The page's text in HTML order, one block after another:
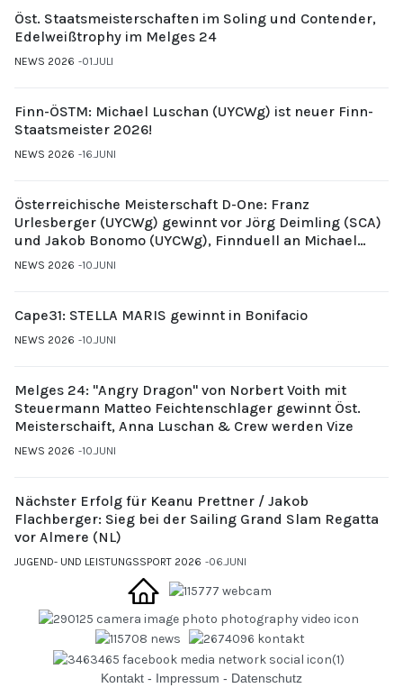
Öst. Staatsmeisterschaften im Soling und Contender,
Edelweißtrophy im Melges 24
NEWS 2026 01.JULI
Finn-ÖSTM: Michael Luschan (UYCWg) ist neuer Finn-
Staatsmeister 2026!
NEWS 2026 16.JUNI
Österreichische Meisterschaft D-One: Franz
Urlesberger (UYCWg) gewinnt vor Jörg Deimling (SCA)
und Jakob Bonomo (UYCWg), Finnduell an Michael
Gubi (UYCMo)
NEWS 2026 10.JUNI
Cape31: STELLA MARIS gewinnt in Bonifacio
NEWS 2026 10.JUNI
Melges 24: "Angry Dragon" von Norbert Voith mit
Steuermann Matteo Feichtenschlager gewinnt Öst.
Meisterschaift, Anna Luschan & Crew werden Vize
NEWS 2026 10.JUNI
Nächster Erfolg für Keanu Prettner / Jakob
Flachberger: Sieg bei der Sailing Grand Slam Regatta
vor Almere (NL)
JUGEND- UND LEISTUNGSSPORT 2026 06.JUNI
Kontakt - Impressum - Datenschutz